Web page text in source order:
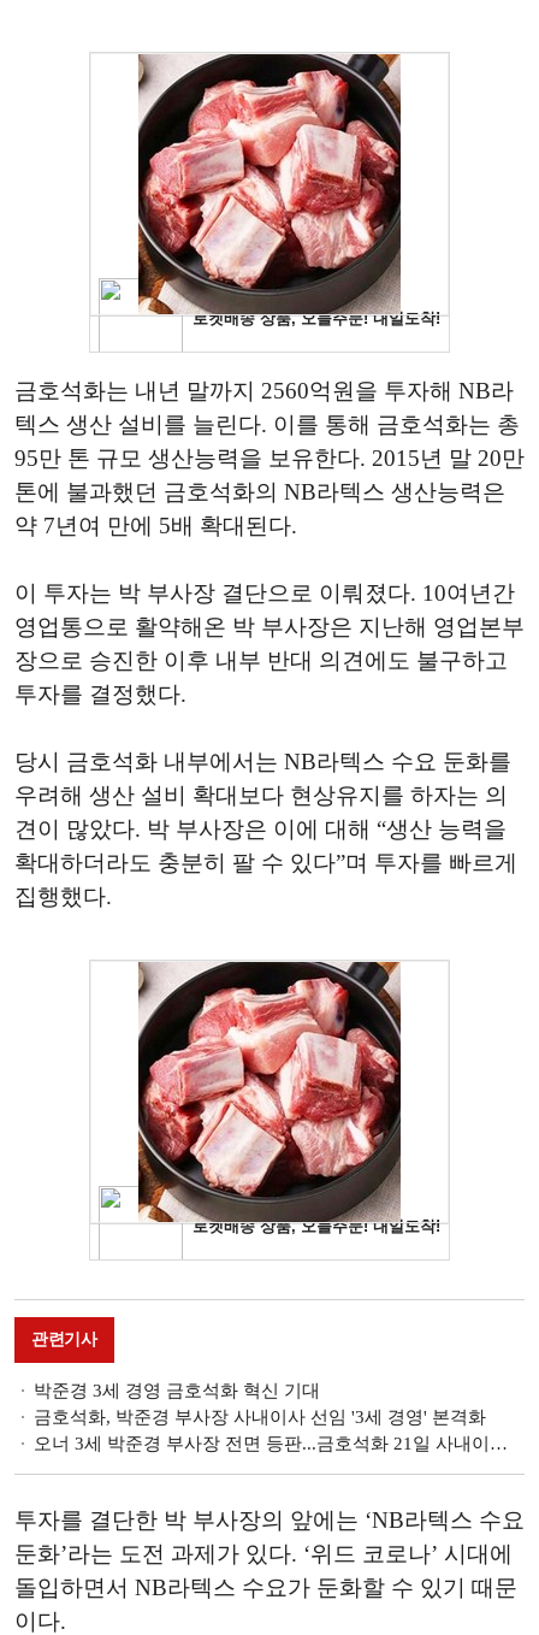
금호석화는 내년 말까지 2560억원을 투자해 NB라
텍스 생산 설비를 늘린다. 이를 통해 금호석화는 총
95만 톤 규모 생산능력을 보유한다. 2015년 말 20만
톤에 불과했던 금호석화의 NB라텍스 생산능력은
약 7년여 만에 5배 확대된다.
이 투자는 박 부사장 결단으로 이뤄졌다. 10여년간
영업통으로 활약해온 박 부사장은 지난해 영업본부
장으로 승진한 이후 내부 반대 의견에도 불구하고
투자를 결정했다.
당시 금호석화 내부에서는 NB라텍스 수요 둔화를
우려해 생산 설비 확대보다 현상유지를 하자는 의
견이 많았다. 박 부사장은 이에 대해 “생산 능력을
확대하더라도 충분히 팔 수 있다”며 투자를 빠르게
집행했다.
관련기사
박준경 3세 경영 금호석화 혁신 기대
금호석화, 박준경 부사장 사내이사 선임 '3세 경영' 본격화
오너 3세 박준경 부사장 전면 등판...금호석화 21일 사내이사 선임
투자를 결단한 박 부사장의 앞에는 ‘NB라텍스 수요
둔화’라는 도전 과제가 있다. ‘위드 코로나’ 시대에
돌입하면서 NB라텍스 수요가 둔화할 수 있기 때문
이다.